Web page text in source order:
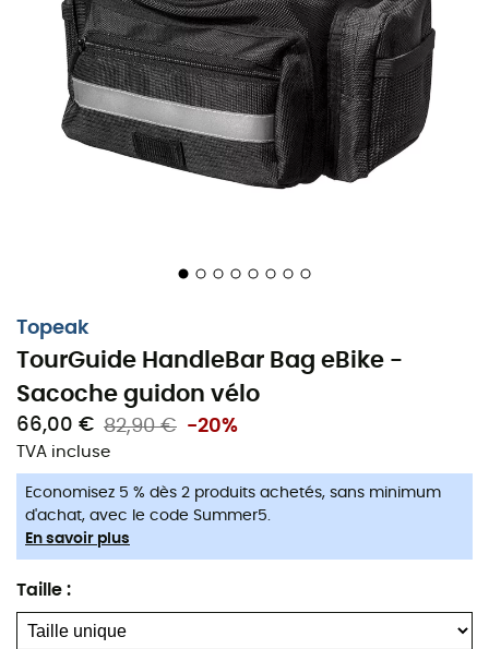
Topeak
TourGuide HandleBar Bag eBike -
Sacoche guidon vélo
66,00 € 82,90 € -20%
TVA incluse
Economisez 5 % dès 2 produits achetés, sans minimum
d'achat, avec le code Summer5.
En savoir plus
Taille :